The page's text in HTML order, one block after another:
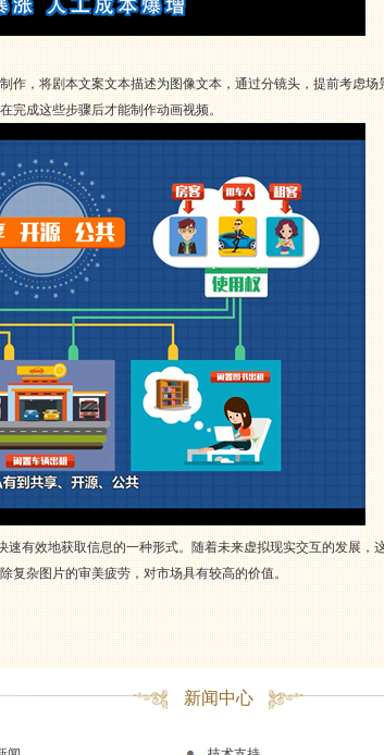
作，将剧本文案文本描述为图像文本，通过分镜头，提前考虑
完成这些步骤后才能制作动画视频。
有效地获取信息的一种形式。随着未来虚拟现实交互的发展
复杂图片的审美疲劳，对市场具有较高的价值。
新闻中心